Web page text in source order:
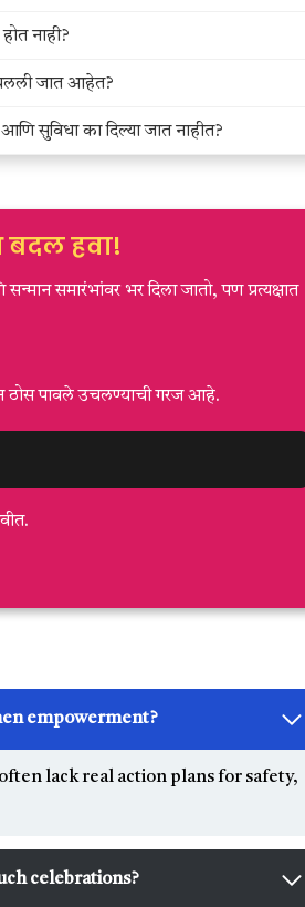
नाही?
जात आहेत?
सुविधा का दिल्या जात नाहीत?
बदल हवा!
समारंभांवर भर दिला जातो, पण प्रत्यक्षात
ठोस पावले उचलण्याची गरज आहे.
empowerment?
lack real action plans for safety,
celebrations?